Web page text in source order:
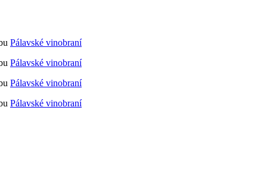
Pálavské vinobraní
Pálavské vinobraní
Pálavské vinobraní
Pálavské vinobraní